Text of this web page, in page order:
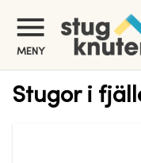
MENY
Stugor i